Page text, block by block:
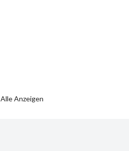
Alle Anzeigen